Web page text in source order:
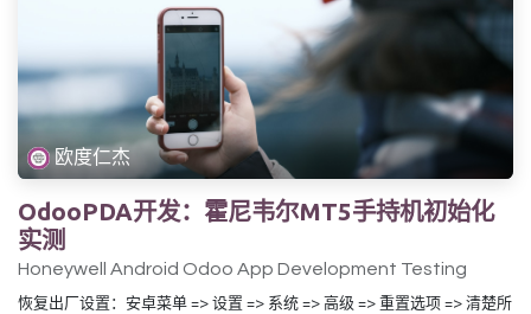
欧度仁杰
OdooPDA开发：霍尼韦尔MT5手持机初始化
实测
Honeywell Android Odoo App Development Testing
恢复出厂设置：安卓菜单 => 设置 => 系统 => 高级 => 重置选项 => 清楚所